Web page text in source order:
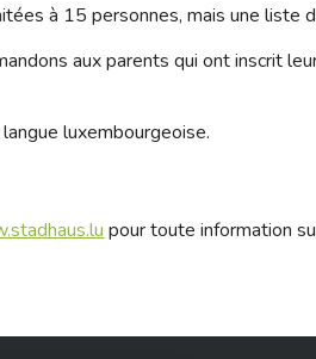
à 15 personnes, mais une liste
aux parents qui ont inscrit
luxembourgeoise.
pour toute information